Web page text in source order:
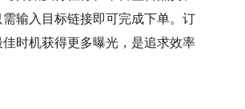
输入目标链接即可完成下单。订
时机获得更多曝光，是追求效率